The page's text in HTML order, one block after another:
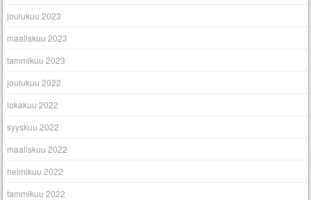
joulukuu 2023
maaliskuu 2023
tammikuu 2023
joulukuu 2022
lokakuu 2022
syyskuu 2022
maaliskuu 2022
helmikuu 2022
tammikuu 2022